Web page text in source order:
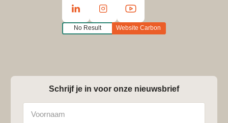
No Result Website Carbon
Schrijf je in voor onze nieuwsbrief